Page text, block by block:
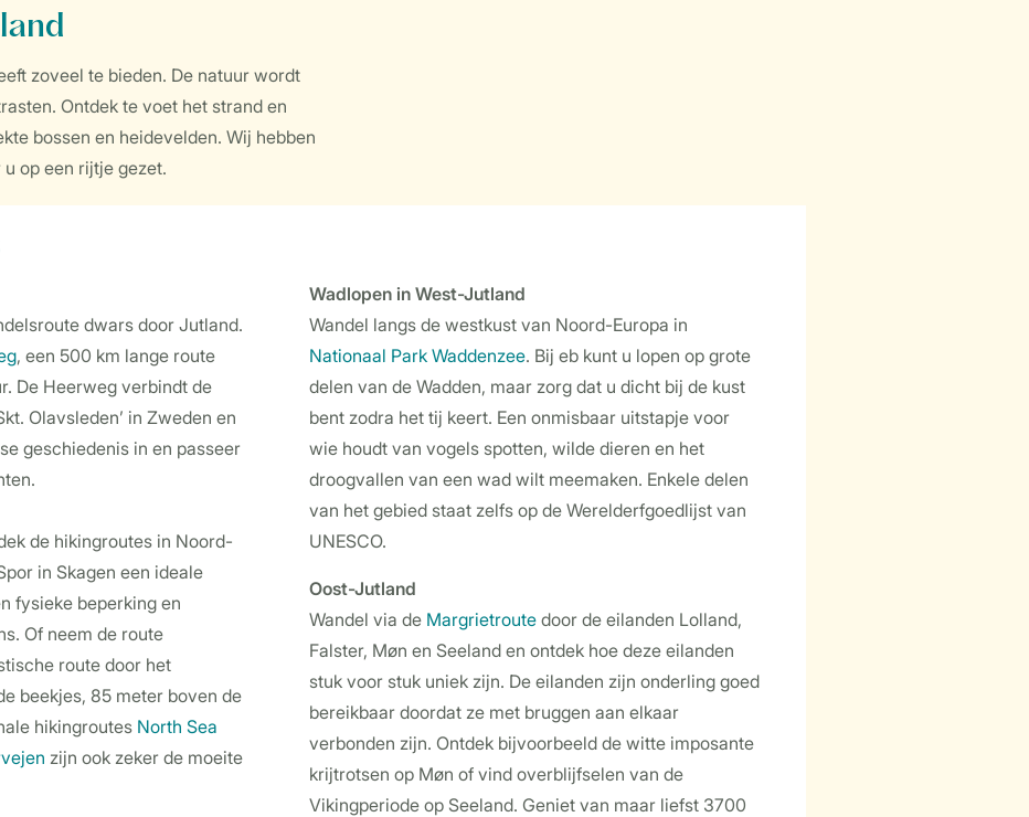
zoveel te bieden. De natuur wordt
Ontdek te voet het strand en
bossen en heidevelden. Wij hebben
op een rijtje gezet.
dwars door Jutland.
, een 500 km lange route
De Heerweg verbindt de
Olavsleden’ in Zweden en
geschiedenis in en passeer
de hikingroutes in Noord-
in Skagen een ideale
fysieke beperking en
Of neem de route
route door het
beekjes, 85 meter boven de
hikingroutes North Sea
zijn ook zeker de moeite
Wadlopen in West-Jutland
Wandel langs de westkust van Noord-Europa in
Nationaal Park Waddenzee. Bij eb kunt u lopen op grote
delen van de Wadden, maar zorg dat u dicht bij de kust
bent zodra het tij keert. Een onmisbaar uitstapje voor
wie houdt van vogels spotten, wilde dieren en het
droogvallen van een wad wilt meemaken. Enkele delen
van het gebied staat zelfs op de Werelderfgoedlijst van
UNESCO.
Oost-Jutland
Wandel via de Margrietroute door de eilanden Lolland,
Falster, Møn en Seeland en ontdek hoe deze eilanden
stuk voor stuk uniek zijn. De eilanden zijn onderling goed
bereikbaar doordat ze met bruggen aan elkaar
verbonden zijn. Ontdek bijvoorbeeld de witte imposante
krijtrotsen op Møn of vind overblijfselen van de
Vikingperiode op Seeland. Geniet van maar liefst 3700